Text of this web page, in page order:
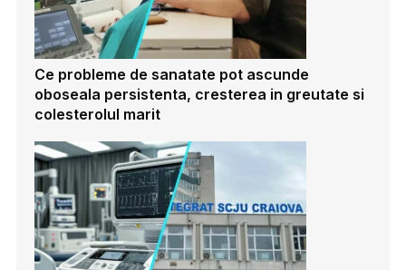
Ce probleme de sanatate pot ascunde
oboseala persistenta, cresterea in greutate si
colesterolul marit